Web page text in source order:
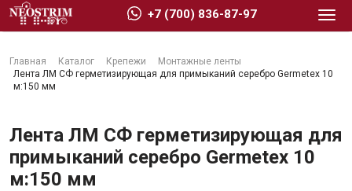
Главная Каталог Крепежи
Монтажные ленты
Лента ЛМ СФ герметизирующая для примыканий серебро Germetex 10
м:150 мм
Лента ЛМ СФ герметизирующая для
примыканий серебро Germetex 10
м:150 мм
+7 (700) 836-87-97
Стройматериалы